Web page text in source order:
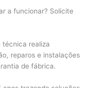
a funcionar? Solicite
técnica realiza
reparos e instalações
de fábrica.